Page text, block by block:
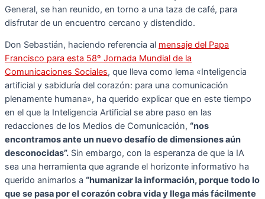
General, se han reunido, en torno a una taza de café, para
disfrutar de un encuentro cercano y distendido.
Don Sebastián, haciendo referencia al mensaje del Papa
Francisco para esta 58º Jornada Mundial de la
Comunicaciones Sociales, que lleva como lema «Inteligencia
artificial y sabiduría del corazón: para una comunicación
plenamente humana», ha querido explicar que en este tiempo
en el que la Inteligencia Artificial se abre paso en las
redacciones de los Medios de Comunicación, “nos
encontramos ante un nuevo desafío de dimensiones aún
desconocidas”. Sin embargo, con la esperanza de que la IA
sea una herramienta que agrande el horizonte informativo ha
querido animarlos a “humanizar la información, porque todo lo
que se pasa por el corazón cobra vida y llega más fácilmente